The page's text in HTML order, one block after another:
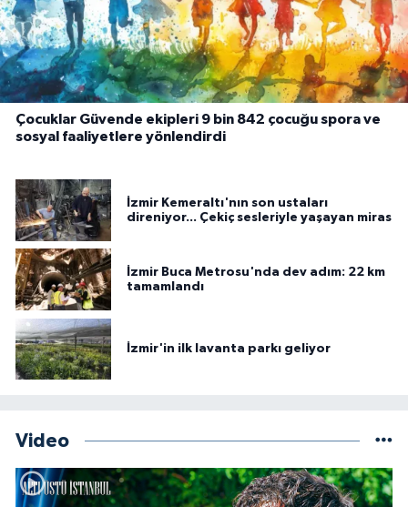
Çocuklar Güvende ekipleri 9 bin 842 çocuğu spora ve
sosyal faaliyetlere yönlendirdi
İzmir Kemeraltı'nın son ustaları
direniyor... Çekiç sesleriyle yaşayan miras
İzmir Buca Metrosu'nda dev adım: 22 km
tamamlandı
İzmir'in ilk lavanta parkı geliyor
Video